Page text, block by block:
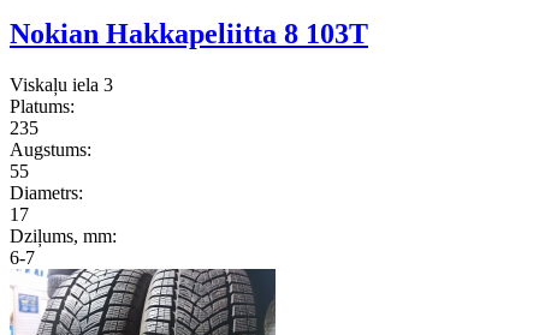
Nokian Hakkapeliitta 8 103T
Viskaļu iela 3
Platums:
235
Augstums:
55
Diametrs:
17
Dziļums, mm:
6-7